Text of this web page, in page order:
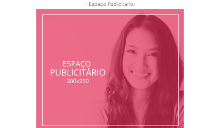
- Espaço Publicitário-